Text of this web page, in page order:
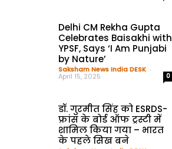
Delhi CM Rekha Gupta
Celebrates Baisakhi with
YPSF, Says ‘I Am Punjabi
by Nature’
Saksham News India DESK -
April 15, 2025 0
डॉ. गुरमीत सिंह को ESRDS-
फ्रांस के बोर्ड ऑफ ट्रस्टी में
शामिल किया गया – भारत
के पहले सिख बने